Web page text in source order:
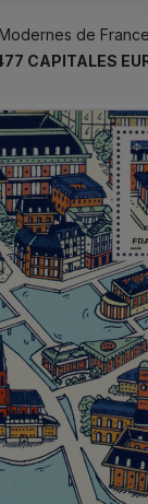
de France
CAPITALES